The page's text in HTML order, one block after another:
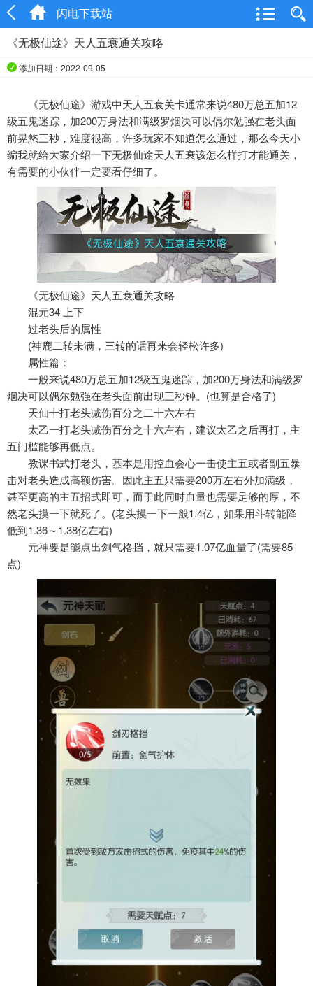
闪电下载站
《无极仙途》天人五衰通关攻略
添加日期：2022-09-05
《无极仙途》游戏中天人五衰关卡通常来说480万总五加12
级五鬼迷踪，加200万身法和满级罗烟决可以偶尔勉强在老头面
前晃悠三秒，难度很高，许多玩家不知道怎么通过，那么今天小
编我就给大家介绍一下无极仙途天人五衰该怎么样打才能通关，
有需要的小伙伴一定要看仔细了。
《无极仙途》天人五衰通关攻略
混元34 上下
过老头后的属性
(神鹿二转未满，三转的话再来会轻松许多)
属性篇：
一般来说480万总五加12级五鬼迷踪，加200万身法和满级罗
烟决可以偶尔勉强在老头面前出现三秒钟。(也算是合格了)
天仙十打老头减伤百分之二十六左右
太乙一打老头减伤百分之十六左右，建议太乙之后再打，主
五门槛能够再低点。
教课书式打老头，基本是用控血会心一击使主五或者副五暴
击对老头造成高额伤害。因此主五只需要200万左右外加满级，
甚至更高的主五招式即可，而于此同时血量也需要足够的厚，不
然老头摸一下就死了。(老头摸一下一般1.4亿，如果用斗转能降
低到1.36～1.38亿左右)
元神要是能点出剑气格挡，就只需要1.07亿血量了(需要85
点)